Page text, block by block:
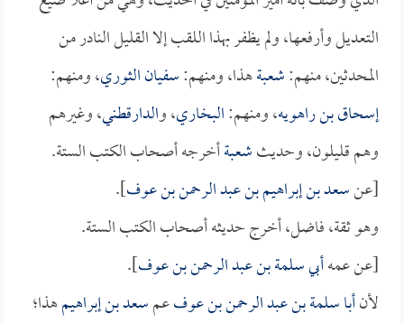
التعديل وأرفعها، ولم يظفر بهذا اللقب إلا القليل النادر من
المحدثين، منهم:شعبةهذا، ومنهم:سفيان الثوري، ومنهم:
إسحاق بن راهويه، ومنهم:البخاري، والدارقطني، وغيرهم
وهم قليلون، وحديثشعبةأخرجه أصحاب الكتب الستة.
[عنسعد بن إبراهيم بن عبد الرحمن بن عوف].
وهو ثقة، فاضل، أخرج حديثه أصحاب الكتب الستة.
[عن عمهأبي سلمة بن عبد الرحمن بن عوف].
لأنأبا سلمة بن عبد الرحمن بن عوفعمسعد بن إبراهيمهذا؛